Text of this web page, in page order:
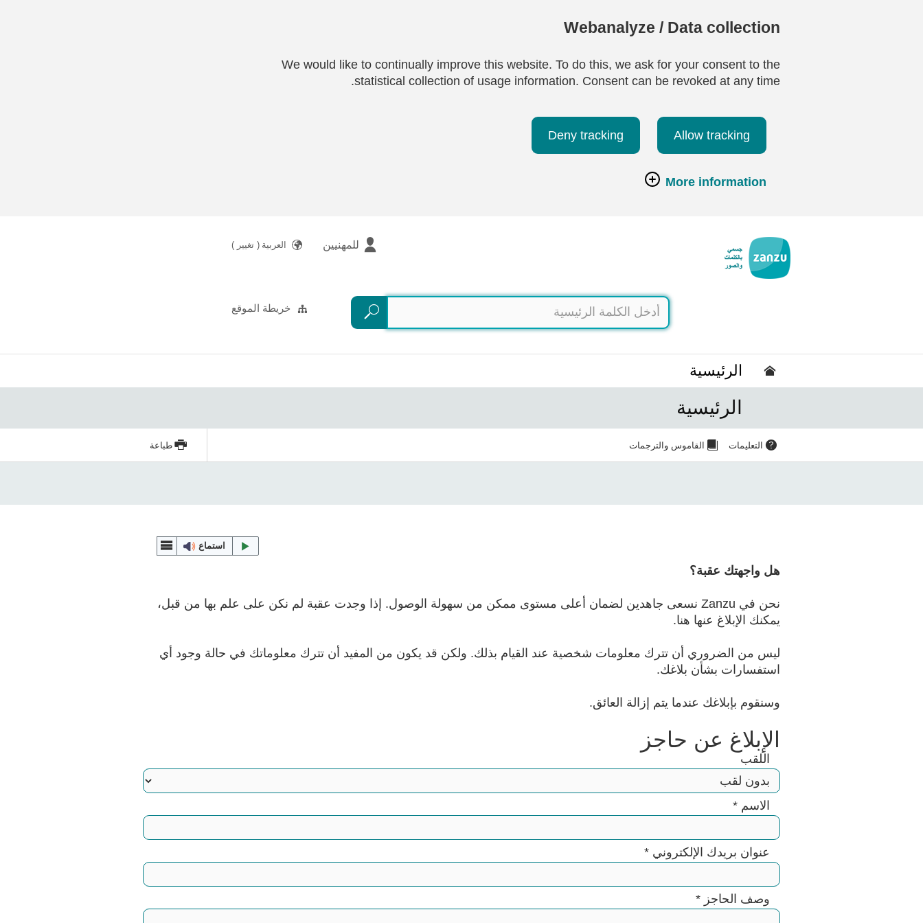
Webanalyze / Data collection
We would like to continually improve this website. To do this, we ask for your consent to the
statistical collection of usage information. Consent can be revoked at any time.
Allow tracking
Deny tracking
More information
للمهنيين العربية ( تغيير )
بحث
بحث
خريطة الموقع
الرئيسية
الرئيسية
التعليمات القاموس والترجمات طباعة
استماع
هل واجهتك عقبة؟
نحن في Zanzu نسعى جاهدين لضمان أعلى مستوى ممكن من سهولة الوصول. إذا وجدت عقبة لم نكن على علم بها من قبل،
يمكنك الإبلاغ عنها هنا.
ليس من الضروري أن تترك معلومات شخصية عند القيام بذلك. ولكن قد يكون من المفيد أن تترك معلوماتك في حالة وجود أي
استفسارات بشأن بلاغك.
وسنقوم بإبلاغك عندما يتم إزالة العائق.
الإبلاغ عن حاجز
اللقب
الاسم *
عنوان بريدك الإلكتروني *
وصف الحاجز *